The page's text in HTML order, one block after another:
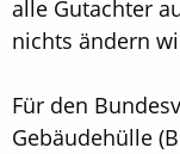
alle Gutachter
nichts ändern
Für den
Gebäudehülle